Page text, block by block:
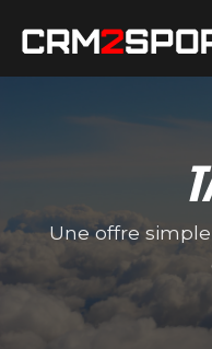
Une offre